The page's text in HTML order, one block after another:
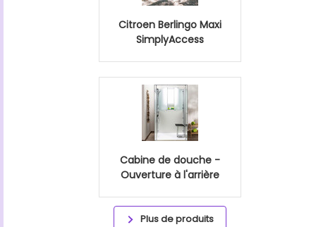
Citroen Berlingo Maxi
SimplyAccess
Cabine de douche -
Ouverture à l'arrière
Plus de produits